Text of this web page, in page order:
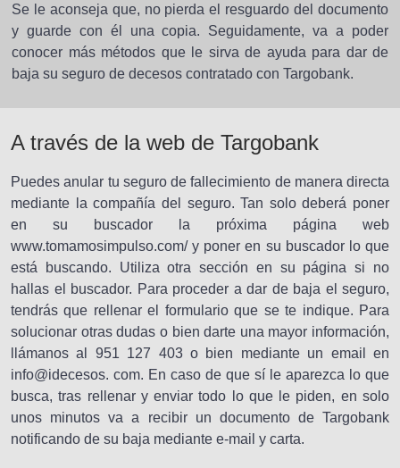
Se le aconseja que, no pierda el resguardo del documento
y guarde con él una copia. Seguidamente, va a poder
conocer más métodos que le sirva de ayuda para dar de
baja su seguro de decesos contratado con Targobank.
A través de la web de Targobank
Puedes anular tu seguro de fallecimiento de manera directa
mediante la compañía del seguro. Tan solo deberá poner
en su buscador la próxima página web
www.tomamosimpulso.com/ y poner en su buscador lo que
está buscando. Utiliza otra sección en su página si no
hallas el buscador. Para proceder a dar de baja el seguro,
tendrás que rellenar el formulario que se te indique. Para
solucionar otras dudas o bien darte una mayor información,
llámanos al 951 127 403 o bien mediante un email en
info@idecesos. com. En caso de que sí le aparezca lo que
busca, tras rellenar y enviar todo lo que le piden, en solo
unos minutos va a recibir un documento de Targobank
notificando de su baja mediante e-mail y carta.